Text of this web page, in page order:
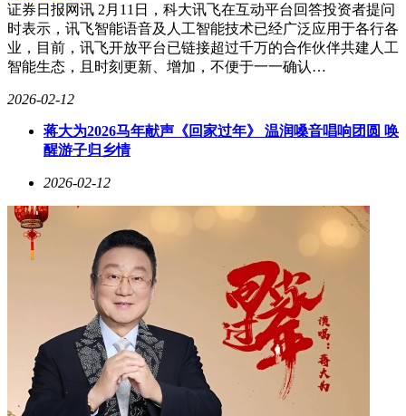
证券日报网讯 2月11日，科大讯飞在互动平台回答投资者提问
时表示，讯飞智能语音及人工智能技术已经广泛应用于各行各
业，目前，讯飞开放平台已链接超过千万的合作伙伴共建人工
智能生态，且时刻更新、增加，不便于一一确认…
2026-02-12
蒋大为2026马年献声《回家过年》 温润嗓音唱响团圆 唤
醒游子归乡情
2026-02-12